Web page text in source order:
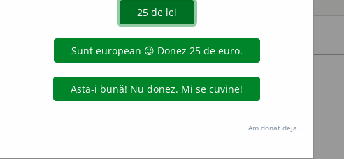
antonime: mobil
Am donat deja.